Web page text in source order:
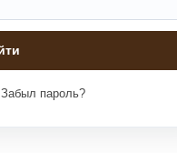
Забыл пароль?